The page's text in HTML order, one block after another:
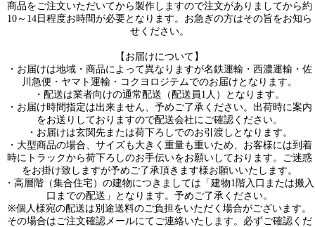
商品をご注文いただいてから製作しますので注文がありましてから約
10～14日程度お時間が必要となります。お急ぎの方はその旨をお知ら
せください。
【お届けについて】
・お届けは地域・商品によって異なりますが名鉄運輸・西濃運輸・佐
川急便・ヤマト運輸・コクヨロジテムでのお届けとなります。
・配送は業者向けの通常配送（配送員1人）となります。
・お届け時間指定は出来ません、予めご了承ください。出荷時に案内
をお送りしておりますので配送会社にご確認ください。
・お届けは玄関先または荷下ろしでのお引渡しとなります。
・大型商品の場合、サイズも大きく重量も重いため、お客様には到着
時にトラックから荷下ろしのお手伝いをお願いしております。ご迷惑
をお掛け致しますが予めご了承頂きます様お願いいたします。
・高層階（集合住宅）の建物につきましては「建物1階入口または搬入
口までの配送」となります。予めご了承ください。
※個人様宛の配送は別途送料のご負担をいただく場合がございます。
その場合はご注文確認メールにてご連絡いたします。必ずご確認くだ